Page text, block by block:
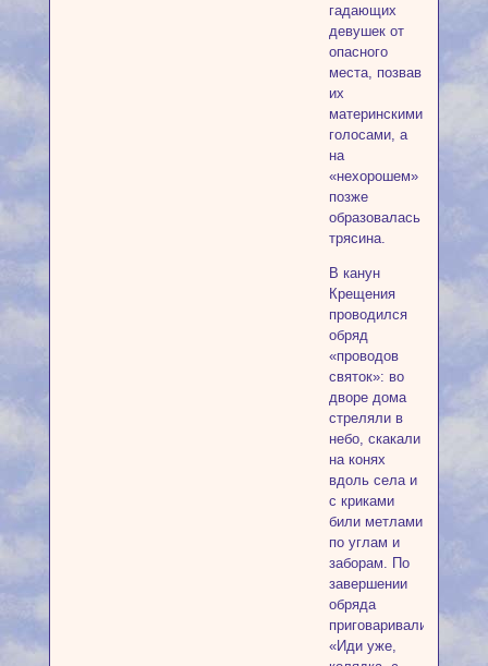
гадающих
девушек от
опасного
места, позвав
их
материнскими
голосами, а
на
«нехорошем»
позже
образовалась
трясина.
В канун
Крещения
проводился
обряд
«проводов
святок»: во
дворе дома
стреляли в
небо, скакали
на конях
вдоль села и
с криками
били метлами
по углам и
заборам. По
завершении
обряда
приговаривали:
«Иди уже,